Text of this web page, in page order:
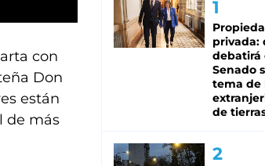
con
Don
están
de más
privada:
debatirá
Senado
tema de
de